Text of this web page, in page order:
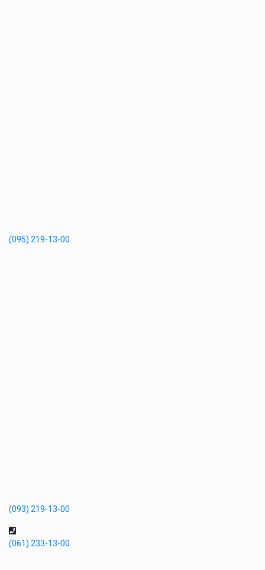
(095) 219-13-00
(093) 219-13-00
(061) 233-13-00